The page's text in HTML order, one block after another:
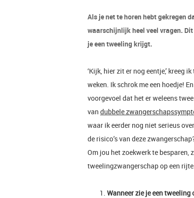
Als je net te horen hebt gekregen
waarschijnlijk heel veel vragen.
je een tweeling krijgt.
‘Kijk, hier zit er nog eentje,’ kreeg
weken. Ik schrok me een hoedje!
voorgevoel dat het er weleens
van dubbele
waar ik eerder nog niet serieus
de risico’s van deze
Om jou het zoekwerk te besparen,
tweelingzwangerschap op een
Wanneer zie je een tweeling